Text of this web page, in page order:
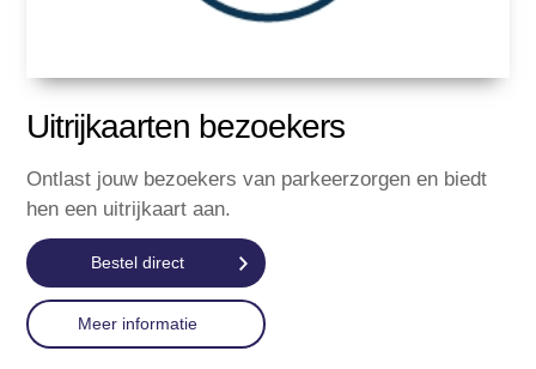
Uitrijkaarten bezoekers
Ontlast jouw bezoekers van parkeerzorgen en biedt
hen een uitrijkaart aan.
Bestel direct
Meer informatie